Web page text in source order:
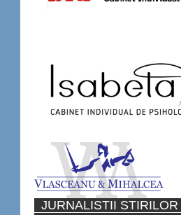
JURNALISTII